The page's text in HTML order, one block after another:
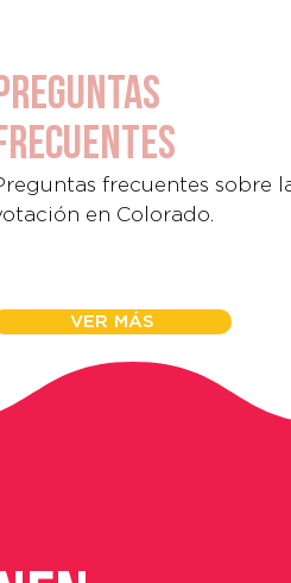
frecuentes sobre
en Colorado.
VER MÁS